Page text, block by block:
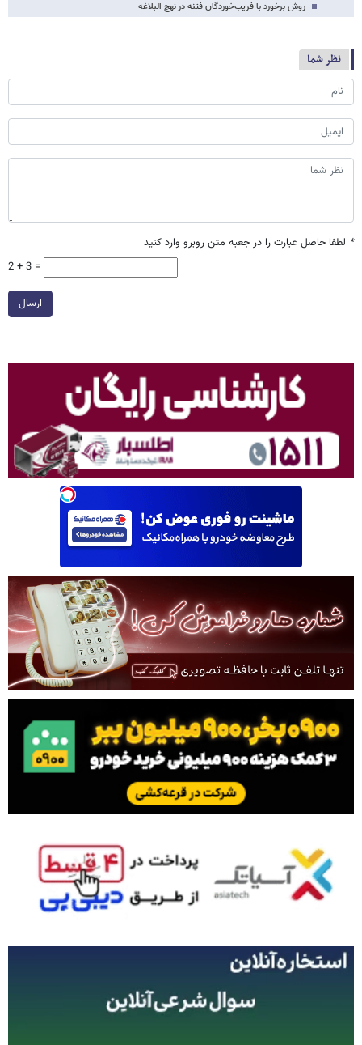
روش برخورد با فریب‌خوردگان فتنه در نهج البلاغه
نظر شما
* لطفا حاصل عبارت را در جعبه متن روبرو وارد کنید
2 + 3 =
ارسال